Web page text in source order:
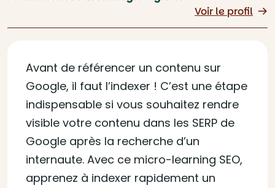
Voir le profil
Avant de référencer un contenu sur
Google, il faut l’indexer ! C’est une étape
indispensable si vous souhaitez rendre
visible votre contenu dans les SERP de
Google après la recherche d’un
internaute. Avec ce micro-learning SEO,
apprenez à indexer rapidement un